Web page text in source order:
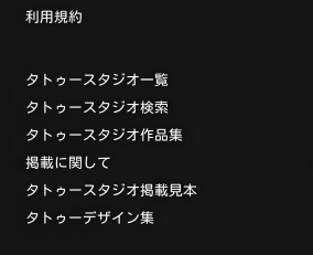
利用規約
タトゥースタジオ一覧
タトゥースタジオ検索
タトゥースタジオ作品集
掲載に関して
タトゥースタジオ掲載見本
タトゥーデザイン集